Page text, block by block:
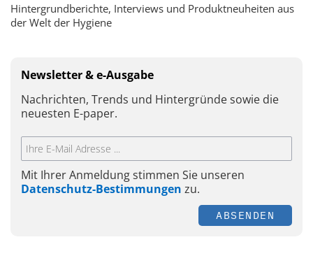
Hintergrundberichte, Interviews und Produktneuheiten aus
der Welt der Hygiene
Newsletter & e-Ausgabe
Nachrichten, Trends und Hintergründe sowie die
neuesten E-paper.
Mit Ihrer Anmeldung stimmen Sie unseren
Datenschutz-Bestimmungen zu.
ABSENDEN